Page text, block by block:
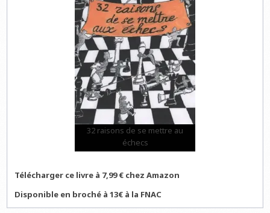
32 raisons de se mettre au
échecs
Télécharger ce livre à 7,99 € chez Amazon
Disponible en broché à 13€ à la FNAC